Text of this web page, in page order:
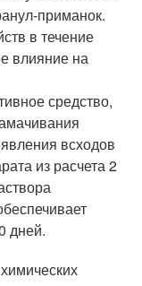
приманок.
в течение
влияние на
средство,
всходов
из расчета 2
дней.